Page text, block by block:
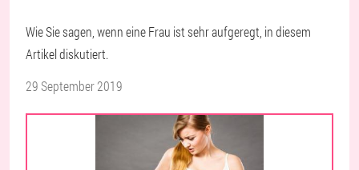
Wie Sie sagen, wenn eine Frau ist sehr aufgeregt, in diesem
Artikel diskutiert.
29 September 2019